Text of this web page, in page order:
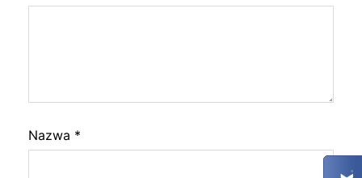
Nazwa *